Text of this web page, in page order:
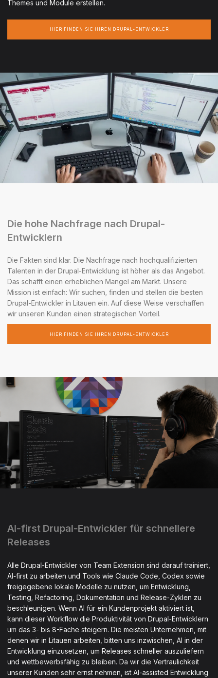
Themes und Module erstellen.
HIER FINDEN SIE IHREN DRUPAL-ENTWICKLER
Die hohe Nachfrage nach Drupal-
Entwicklern
Die Fakten sind klar. Die Nachfrage nach hochqualifizierten
Talenten in der Drupal-Entwicklung ist höher als das Angebot.
Das schafft einen erheblichen Mangel am Markt. Unsere
Mission ist einfach: Wir suchen, finden und stellen die besten
Drupal-Entwickler in Litauen ein. Auf diese Weise verschaffen
wir unseren Kunden einen strategischen Vorteil.
HIER FINDEN SIE IHREN DRUPAL-ENTWICKLER
AI-first Drupal-Entwickler für schnellere
Releases
Alle Drupal-Entwickler von Team Extension sind darauf trainiert,
AI-first zu arbeiten und Tools wie Claude Code, Codex sowie
freigegebene lokale Modelle zu nutzen, um Entwicklung,
Testing, Refactoring, Dokumentation und Release-Zyklen zu
beschleunigen. Wenn AI für ein Kundenprojekt aktiviert ist,
kann dieser Workflow die Produktivität von Drupal-Entwicklern
um das 3- bis 8-Fache steigern. Die meisten Unternehmen, mit
denen wir in Litauen arbeiten, bitten uns inzwischen, AI in der
Entwicklung einzusetzen, um Releases schneller auszuliefern
und wettbewerbsfähig zu bleiben. Da wir die Vertraulichkeit
unserer Kunden sehr ernst nehmen, ist AI-assisted Entwicklung